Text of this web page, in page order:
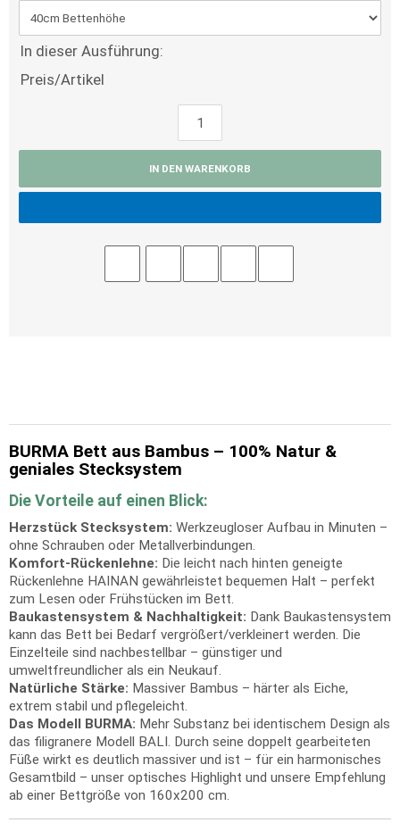
In dieser Ausführung:
Preis/Artikel
IN DEN WARENKORB
BURMA Bett aus Bambus – 100% Natur &
geniales Stecksystem
Die Vorteile auf einen Blick:
Herzstück Stecksystem: Werkzeugloser Aufbau in Minuten –
ohne Schrauben oder Metallverbindungen.
Komfort-Rückenlehne: Die leicht nach hinten geneigte
Rückenlehne HAINAN gewährleistet bequemen Halt – perfekt
zum Lesen oder Frühstücken im Bett.
Baukastensystem & Nachhaltigkeit: Dank Baukastensystem
kann das Bett bei Bedarf vergrößert/verkleinert werden. Die
Einzelteile sind nachbestellbar – günstiger und
umweltfreundlicher als ein Neukauf.
Natürliche Stärke: Massiver Bambus – härter als Eiche,
extrem stabil und pflegeleicht.
Das Modell BURMA: Mehr Substanz bei identischem Design als
das filigranere Modell BALI. Durch seine doppelt gearbeiteten
Füße wirkt es deutlich massiver und ist – für ein harmonisches
Gesamtbild – unser optisches Highlight und unsere Empfehlung
ab einer Bettgröße von 160x200 cm.